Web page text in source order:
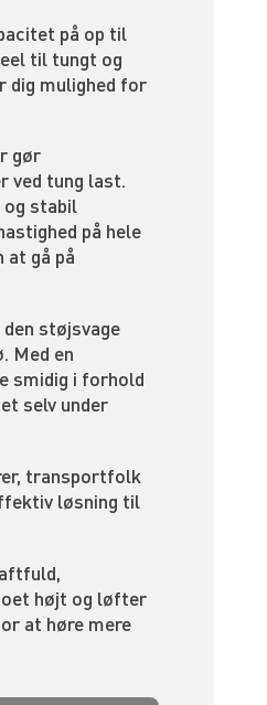
på op til
til tungt og
dig mulighed for
gør
ved tung last.
og stabil
på hele
gå på
støjsvage
Med en
smidig i forhold
selv under
transportfolk
løsning til
højt og løfter
at høre mere